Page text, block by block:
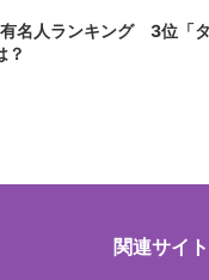
有名人ランキング 3位「
？
関連サイト